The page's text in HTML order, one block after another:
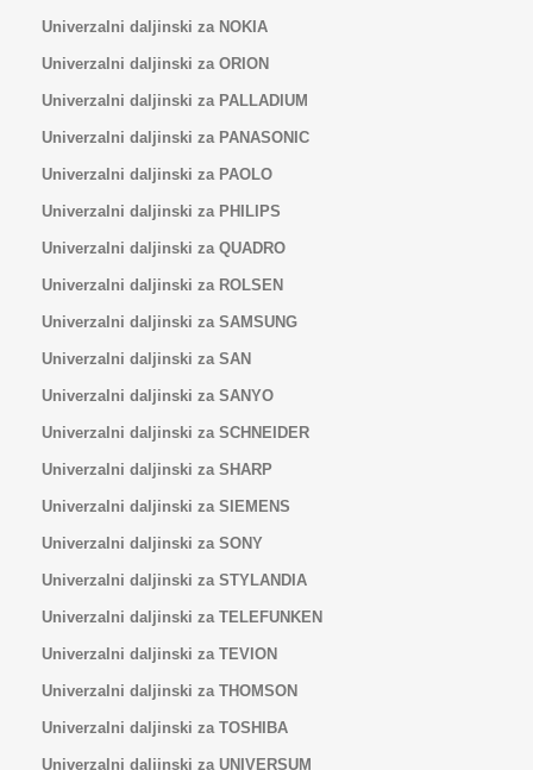
Univerzalni daljinski za NOKIA
Univerzalni daljinski za ORION
Univerzalni daljinski za PALLADIUM
Univerzalni daljinski za PANASONIC
Univerzalni daljinski za PAOLO
Univerzalni daljinski za PHILIPS
Univerzalni daljinski za QUADRO
Univerzalni daljinski za ROLSEN
Univerzalni daljinski za SAMSUNG
Univerzalni daljinski za SAN
Univerzalni daljinski za SANYO
Univerzalni daljinski za SCHNEIDER
Univerzalni daljinski za SHARP
Univerzalni daljinski za SIEMENS
Univerzalni daljinski za SONY
Univerzalni daljinski za STYLANDIA
Univerzalni daljinski za TELEFUNKEN
Univerzalni daljinski za TEVION
Univerzalni daljinski za THOMSON
Univerzalni daljinski za TOSHIBA
Univerzalni daljinski za UNIVERSUM